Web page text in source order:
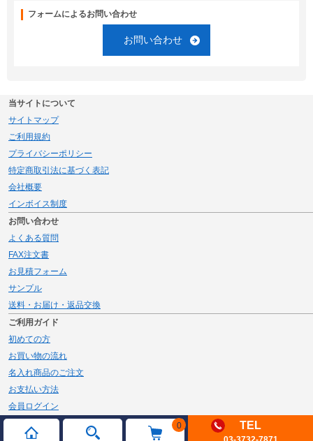
0 TEL
フォームによるお問い合わせ
お問い合わせ
当サイトについて
サイトマップ
ご利用規約
プライバシーポリシー
特定商取引法に基づく表記
会社概要
インボイス制度
お問い合わせ
よくある質問
FAX注文書
お見積フォーム
サンプル
送料・お届け・返品交換
ご利用ガイド
初めての方
お買い物の流れ
名入れ商品のご注文
お支払い方法
会員ログイン
メルマガ登録